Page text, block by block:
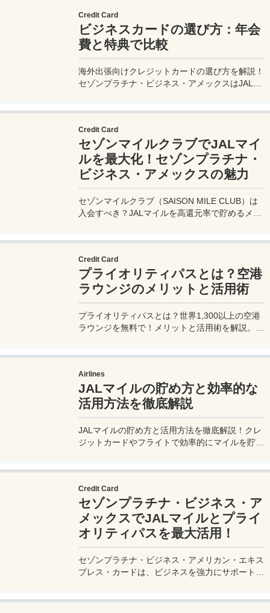
Credit Card
ビジネスカードの選び方：年会
費と特典で比較
海外出張向けクレジットカードの選び方を解説！
セゾンプラチナ・ビジネス・アメックスはJALマ
Credit Card
セゾンマイルクラブでJALマイ
ルを最大化！セゾンプラチナ・
ビジネス・アメックスの魅力
セゾンマイルクラブ（SAISON MILE CLUB）は
入会すべき？JALマイルを高還元率で貯めるメリ
Credit Card
プライオリティパスとは？空港
ラウンジのメリットと活用術
プライオリティパスとは？世界1,300以上の空港
ラウンジを無料で！メリットと活用術を解説。セ
Airlines
JALマイルの貯め方と効率的な
活用方法を徹底解説
JALマイルの貯め方と活用方法を徹底解説！クレ
ジットカードやフライトで効率的にマイルを貯
Credit Card
セゾンプラチナ・ビジネス・ア
メックスでJALマイルとプライ
オリティパスを最大活用！
セゾンプラチナ・ビジネス・アメリカン・エキス
プレス・カードは、ビジネスを強力にサポートす